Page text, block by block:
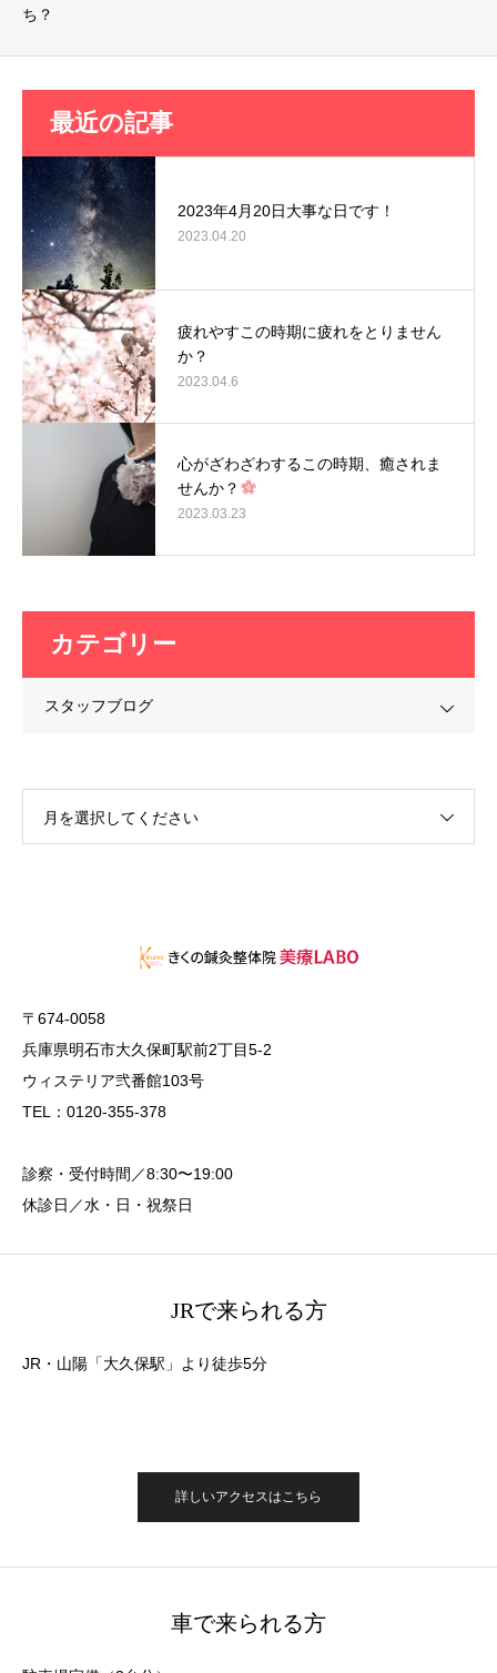
ち？
最近の記事
2023年4月20日大事な日です！
2023.04.20
疲れやすこの時期に疲れをとりません
か？
2023.04.6
心がざわざわするこの時期、癒されま
せんか？
2023.03.23
カテゴリー
スタッフブログ
月を選択してください
〒674-0058
兵庫県明石市大久保町駅前2丁目5-2
ウィステリア弐番館103号
TEL：0120-355-378
診察・受付時間／8:30〜19:00
休診日／水・日・祝祭日
JRで来られる方
JR・山陽「大久保駅」より徒歩5分
詳しいアクセスはこちら
車で来られる方